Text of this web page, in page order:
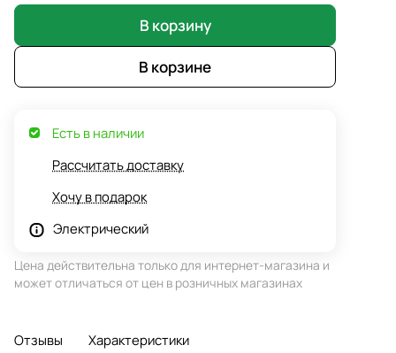
В корзину
В корзине
Есть в наличии
Рассчитать доставку
Хочу в подарок
Электрический
Цена действительна только для интернет-магазина и
может отличаться от цен в розничных магазинах
Отзывы Характеристики